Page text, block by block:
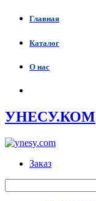
Главная
Каталог
О нас
+7
УНЕСУ.КОМ
Заказ